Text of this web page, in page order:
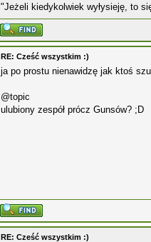
"Jeżeli kiedykolwiek wyłysieję, to
RE: Cześć wszystkim :)
ja po prostu nienawidzę jak ktoś
@topic
ulubiony zespół prócz Gunsów? ;D
RE: Cześć wszystkim :)